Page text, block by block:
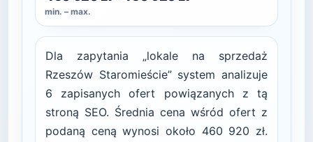
min. – max.
Dla zapytania „lokale na sprzedaż
Rzeszów Staromieście” system analizuje
6 zapisanych ofert powiązanych z tą
stroną SEO. Średnia cena wśród ofert z
podaną ceną wynosi około 460 920 zł.